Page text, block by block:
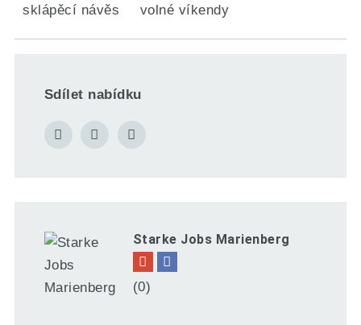
sklápěcí návěs
volné víkendy
Sdílet nabídku
Starke Jobs Marienberg
(0)